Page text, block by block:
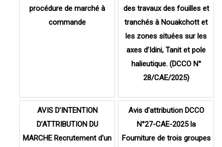
des travaux des fouilles et
tranchés à Nouakchott et
les zones situées sur les
axes d’Idini, Tanit et pole
halieutique. (DCCO N°
28/CAE/2025)
procédure de marché à
commande
Avis d'attribution DCCO
N°27-CAE-2025 la
Fourniture de trois groupes
AVIS D’INTENTION
D’ATTRIBUTION DU
MARCHE Recrutement d'un